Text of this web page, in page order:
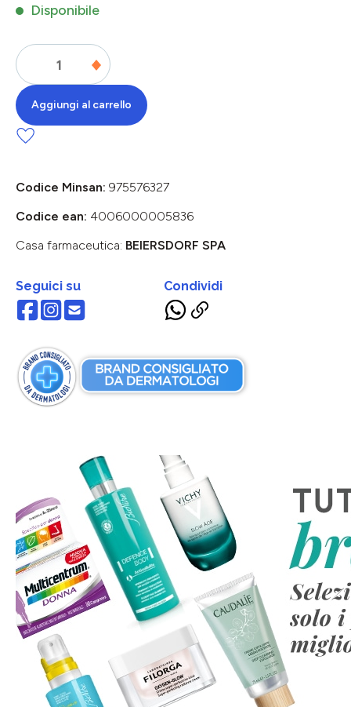
Disponibile
Aggiungi al carrello
Codice Minsan: 975576327
Codice ean: 4006000005836
Casa farmaceutica: BEIERSDORF SPA
Seguici su Condividi